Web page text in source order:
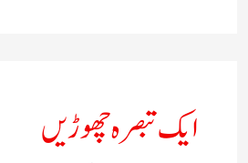
ایک تبصرہ چھوڑیں